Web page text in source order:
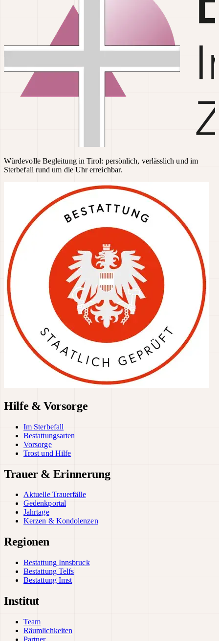
Würdevolle Begleitung in Tirol: persönlich, verlässlich und im
Sterbefall rund um die Uhr erreichbar.
Hilfe & Vorsorge
Im Sterbefall
Bestattungsarten
Vorsorge
Trost und Hilfe
Trauer & Erinnerung
Aktuelle Trauerfälle
Gedenkportal
Jahrtage
Kerzen & Kondolenzen
Regionen
Bestattung Innsbruck
Bestattung Telfs
Bestattung Imst
Institut
Team
Räumlichkeiten
Partner